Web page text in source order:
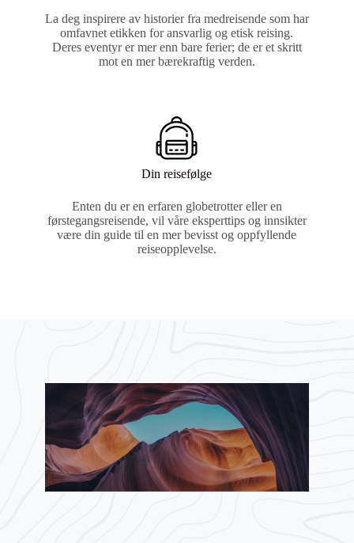
La deg inspirere av historier fra medreisende som har
omfavnet etikken for ansvarlig og etisk reising.
Deres eventyr er mer enn bare ferier; de er et skritt
mot en mer bærekraftig verden.
Din reisefølge
Enten du er en erfaren globetrotter eller en
førstegangsreisende, vil våre eksperttips og innsikter
være din guide til en mer bevisst og oppfyllende
reiseopplevelse.